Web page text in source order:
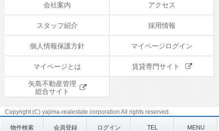
会社案内 アクセス
スタッフ紹介 採用情報
個人情報保護方針 マイページログイン
マイページとは 賃貸専門サイト
矢島不動産管理
総合サイト
Copyright (C) yajima-realestate corporation All rights reserved.
物件検索 会員登録 ログイン TEL MENU